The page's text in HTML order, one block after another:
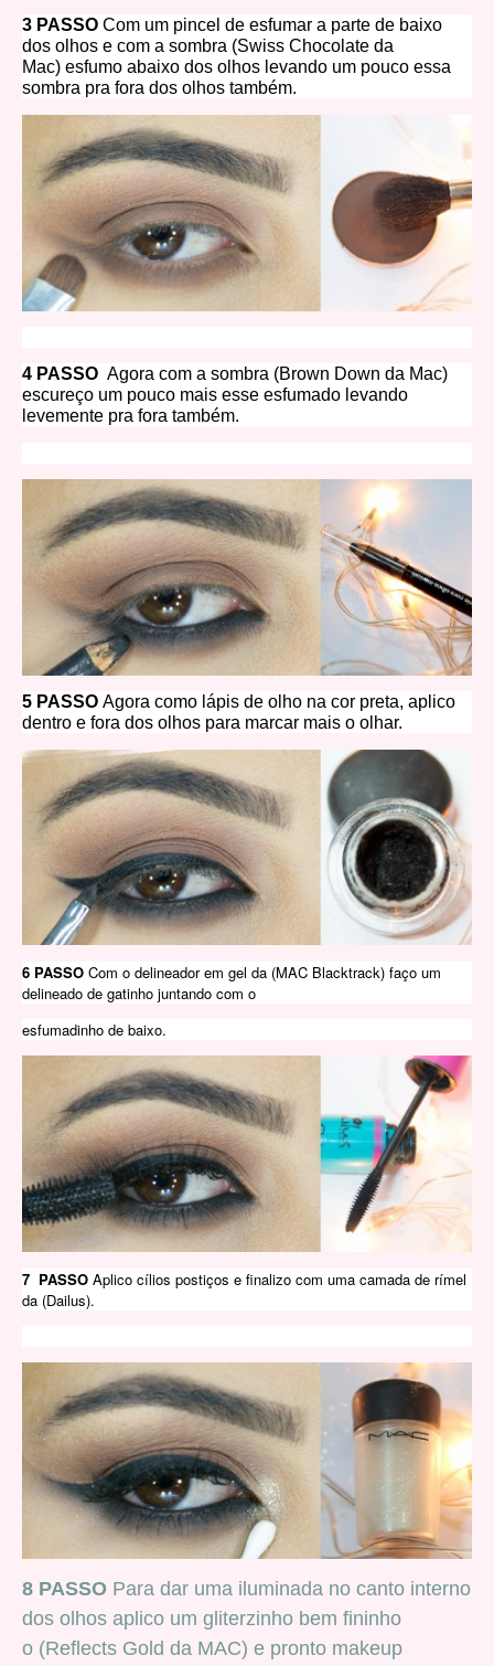
3 PASSO Com um pincel de esfumar a parte de baixo
dos olhos e com a sombra (Swiss Chocolate da
Mac) esfumo abaixo dos olhos levando um pouco essa
sombra pra fora dos olhos também.
4 PASSO Agora com a sombra (Brown Down da Mac)
escureço um pouco mais esse esfumado levando
levemente pra fora também.
5 PASSO Agora como lápis de olho na cor preta, aplico
dentro e fora dos olhos para marcar mais o olhar.
6 PASSO Com o delineador em gel da (MAC Blacktrack) faço um
delineado de gatinho juntando com o
esfumadinho de baixo.
7 PASSO Aplico cílios postiços e finalizo com uma camada de rímel
da (Dailus).
8 PASSO Para dar uma iluminada no canto interno
dos olhos aplico um gliterzinho bem fininho
o (Reflects Gold da MAC) e pronto makeup